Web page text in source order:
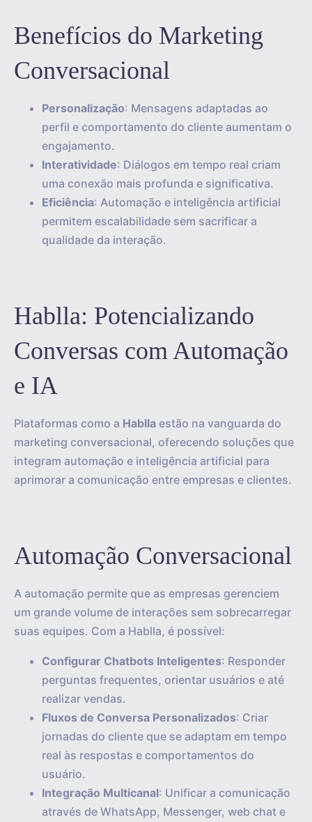
Benefícios do Marketing
Conversacional
Personalização: Mensagens adaptadas ao
perfil e comportamento do cliente aumentam o
engajamento.
Interatividade: Diálogos em tempo real criam
uma conexão mais profunda e significativa.
Eficiência: Automação e inteligência artificial
permitem escalabilidade sem sacrificar a
qualidade da interação.
Hablla: Potencializando
Conversas com Automação
e IA
Plataformas como a Hablla estão na vanguarda do
marketing conversacional, oferecendo soluções que
integram automação e inteligência artificial para
aprimorar a comunicação entre empresas e clientes.
Automação Conversacional
A automação permite que as empresas gerenciem
um grande volume de interações sem sobrecarregar
suas equipes. Com a Hablla, é possível:
Configurar Chatbots Inteligentes: Responder
perguntas frequentes, orientar usuários e até
realizar vendas.
Fluxos de Conversa Personalizados: Criar
jornadas do cliente que se adaptam em tempo
real às respostas e comportamentos do
usuário.
Integração Multicanal: Unificar a comunicação
através de WhatsApp, Messenger, web chat e